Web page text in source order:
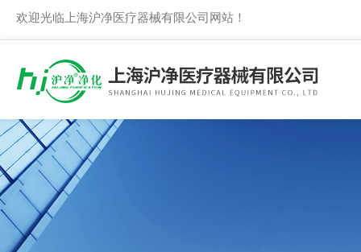
欢迎光临上海沪净医疗器械有限公司网站！